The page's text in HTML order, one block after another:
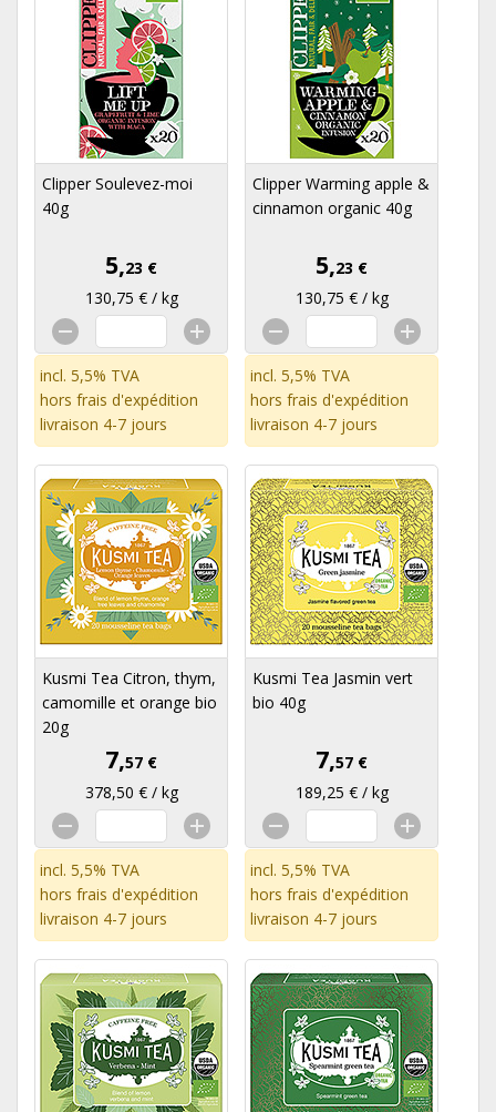
Clipper Soulevez-moi
40g
5,23 €
130,75 € / kg
incl. 5,5% TVA
hors frais d'expédition
livraison 4-7 jours
Clipper Warming apple &
cinnamon organic 40g
5,23 €
130,75 € / kg
incl. 5,5% TVA
hors frais d'expédition
livraison 4-7 jours
Kusmi Tea Citron, thym,
camomille et orange bio
20g
7,57 €
378,50 € / kg
incl. 5,5% TVA
hors frais d'expédition
livraison 4-7 jours
Kusmi Tea Jasmin vert
bio 40g
7,57 €
189,25 € / kg
incl. 5,5% TVA
hors frais d'expédition
livraison 4-7 jours